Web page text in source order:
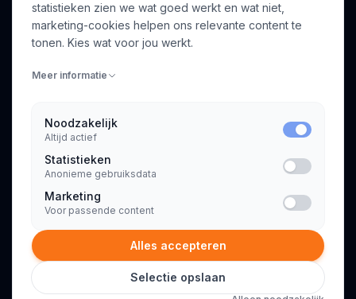
Voor opdrachtgevers
INFORMATIE
Algemene voorwaarden
Privacyverklaring
© 2026 Consultant.nl. Alle rechten voorbehouden.
statistieken zien we wat goed werkt en wat niet,
marketing-cookies helpen ons relevante content te
tonen. Kies wat voor jou werkt.
Meer informatie
Noodzakelijk
Altijd actief
Statistieken
Anonieme gebruiksdata
Marketing
Voor passende content
Alles accepteren
Selectie opslaan